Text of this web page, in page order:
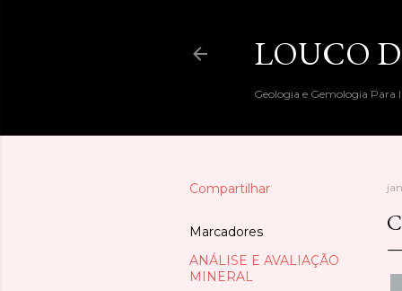
LOUCO
Geologia e Gemologia Para
Compartilhar
Marcadores
ANÁLISE E AVALIAÇÃO
MINERAL